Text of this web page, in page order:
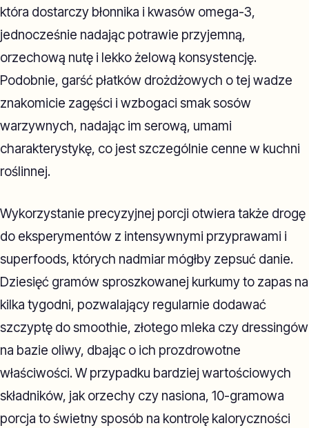
która dostarczy błonnika i kwasów omega-3,
jednocześnie nadając potrawie przyjemną,
orzechową nutę i lekko żelową konsystencję.
Podobnie, garść płatków drożdżowych o tej wadze
znakomicie zagęści i wzbogaci smak sosów
warzywnych, nadając im serową, umami
charakterystykę, co jest szczególnie cenne w kuchni
roślinnej.
Wykorzystanie precyzyjnej porcji otwiera także drogę
do eksperymentów z intensywnymi przyprawami i
superfoods, których nadmiar mógłby zepsuć danie.
Dziesięć gramów sproszkowanej kurkumy to zapas na
kilka tygodni, pozwalający regularnie dodawać
szczyptę do smoothie, złotego mleka czy dressingów
na bazie oliwy, dbając o ich prozdrowotne
właściwości. W przypadku bardziej wartościowych
składników, jak orzechy czy nasiona, 10-gramowa
porcja to świetny sposób na kontrolę kaloryczności